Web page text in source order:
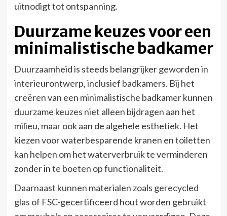
uitnodigt tot ontspanning.
Duurzame keuzes voor een
minimalistische badkamer
Duurzaamheid is steeds belangrijker geworden in
interieurontwerp, inclusief badkamers. Bij het
creëren van een minimalistische badkamer kunnen
duurzame keuzes niet alleen bijdragen aan het
milieu, maar ook aan de algehele esthetiek. Het
kiezen voor waterbesparende kranen en toiletten
kan helpen om het waterverbruik te verminderen
zonder in te boeten op functionaliteit.
Daarnaast kunnen materialen zoals gerecycled
glas of FSC-gecertificeerd hout worden gebruikt